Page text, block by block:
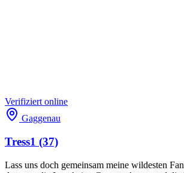
Verifiziert online
Gaggenau
Tress1 (37)
Lass uns doch gemeinsam meine wildesten